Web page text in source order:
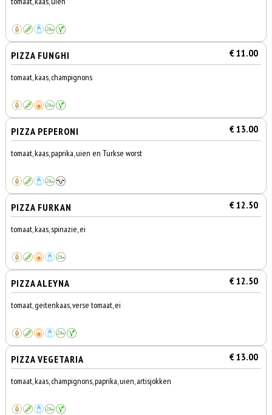
PIZZA FUNGHI € 11.00
tomaat, kaas, champignons
PIZZA PEPERONI € 13.00
tomaat, kaas, paprika, uien en Turkse worst
PIZZA FURKAN € 12.50
tomaat, kaas, spinazie, ei
PIZZA ALEYNA € 12.50
tomaat, geitenkaas, verse tomaat, ei
PIZZA VEGETARIA € 13.00
tomaat, kaas, champignons, paprika, uien, artisjokken